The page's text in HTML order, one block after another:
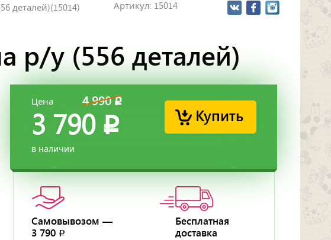
Артикул: 15014
деталей)(15014)
р/у (556 деталей)
Купить
4 990p
Цена
3 790 p
в наличии
Самовывозом —
3 790 p
Бесплатная
доставка